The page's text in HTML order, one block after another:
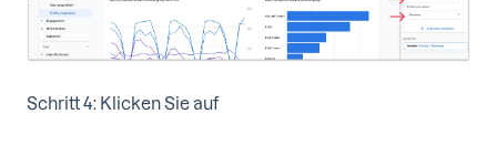
Schritt 4: Klicken Sie auf